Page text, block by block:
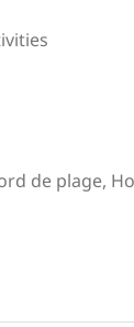
de plage,